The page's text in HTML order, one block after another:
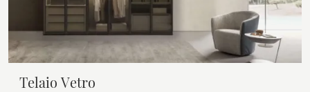
Telaio Vetro